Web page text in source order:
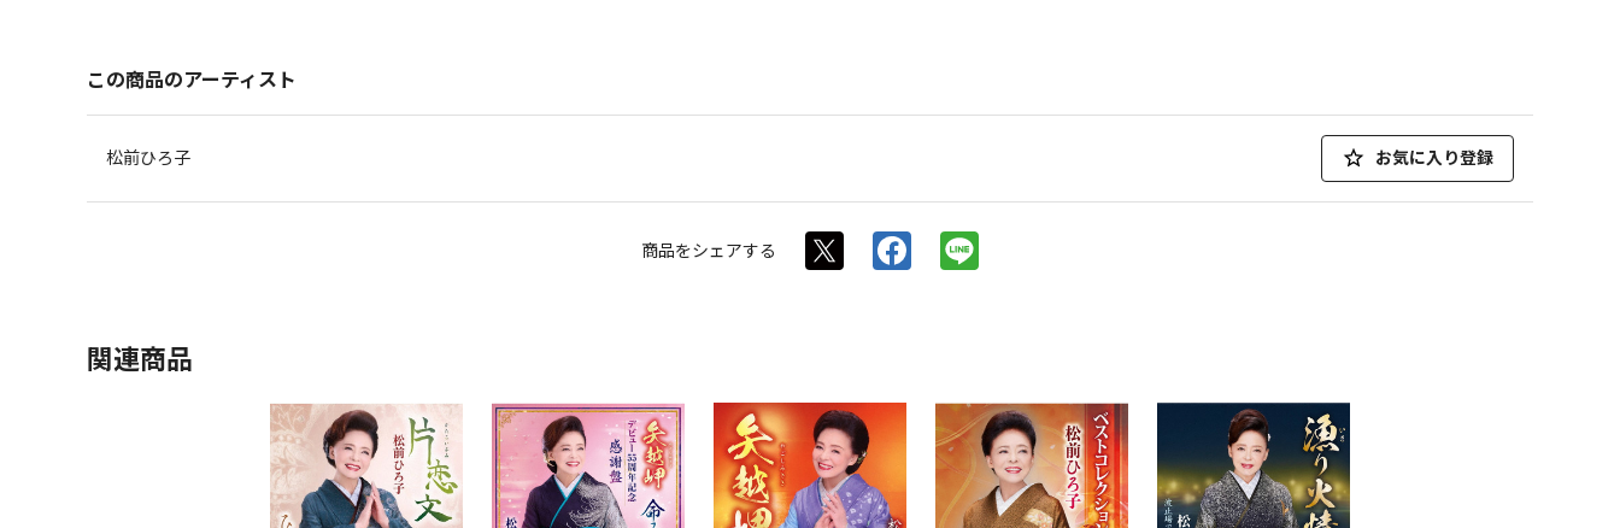
この商品のアーティスト
松前ひろ子 お気に入り登録
商品をシェアする
関連商品